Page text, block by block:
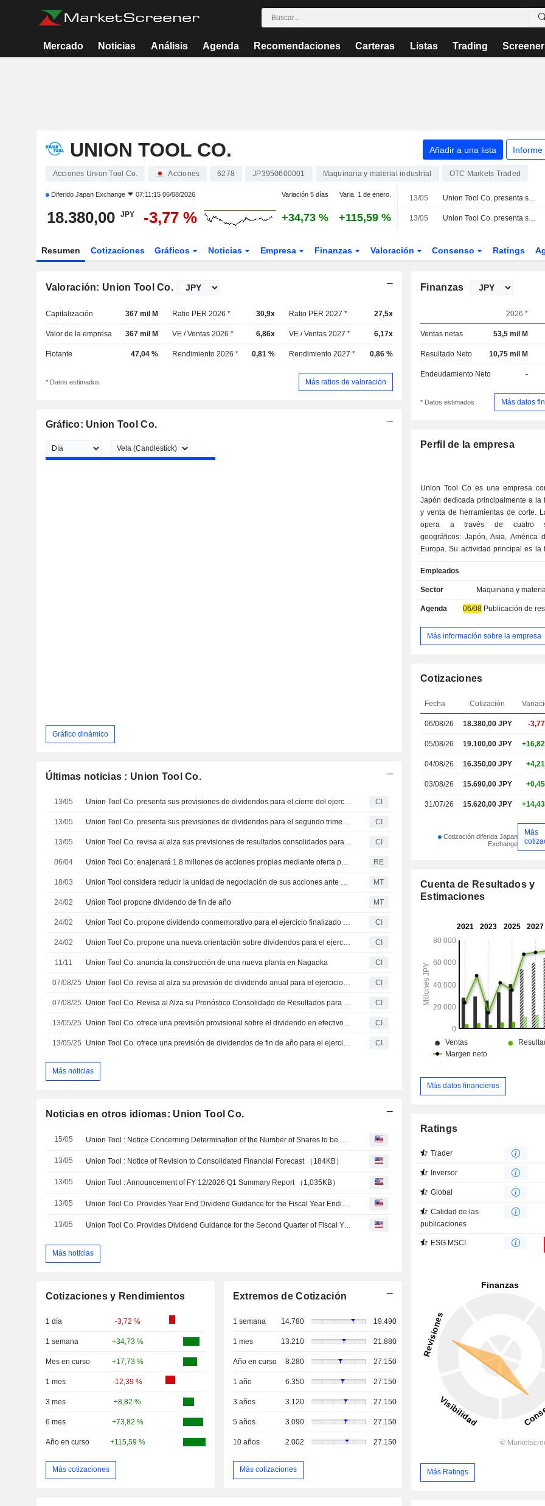
Mercado Noticias Análisis Agenda Recomendaciones Carteras Listas Trading
UNION TOOL CO. Añadir a una lista Informe
Acciones Union Tool Co. Acciones 6278 JP3950600001 Maquinaria y material industrial OTC Markets Traded
Diferido Japan Exchange 07:11:15 06/08/2026 Variación 5 días Varia. 1 de enero.
18.380,00 JPY -3,77 % +34,73 % +115,59 %
13/05 Union Tool Co. presenta sus previsiones de dividendos para el cierre del ejercicio fiscal que finaliza el 31 de diciembre de 2026
13/05 Union Tool Co. presenta sus previsiones de dividendos para el segundo trimestre del ejercicio fiscal que finaliza el 31 de diciembre de 2026
Resumen Cotizaciones Gráficos Noticias Empresa Finanzas Valoración Consenso Ratings
Valoración: Union Tool Co.
Capitalización 367 mil M Ratio PER 2026 * 30,9x Ratio PER 2027 * 27,5x
Valor de la empresa 367 mil M VE / Ventas 2026 * 6,86x VE / Ventas 2027 * 6,17x
Flotante 47,04 % Rendimiento 2026 * 0,81 % Rendimiento 2027 * 0,86 %
* Datos estimados Más ratios de valoración
Gráfico: Union Tool Co.
Gráfico dinámico
Últimas noticias : Union Tool Co.
13/05 Union Tool Co. presenta sus previsiones de dividendos para el cierre del ejercicio fiscal que finaliza el 31 de diciembre de 2026 CI
13/05 Union Tool Co. presenta sus previsiones de dividendos para el segundo trimestre del ejercicio fiscal que finaliza el 31 de diciembre de 2026 CI
13/05 Union Tool Co. revisa al alza sus previsiones de resultados consolidados para el primer semestre y el ejercicio completo de 2026 CI
06/04 Union Tool Co: enajenará 1.8 millones de acciones propias mediante oferta pública, con ingresos netos estimados en 26,900 millones de yenes RE
18/03 Union Tool considera reducir la unidad de negociación de sus acciones ante el elevado precio de cotización MT
24/02 Union Tool propone dividendo de fin de año MT
24/02 Union Tool Co. propone dividendo conmemorativo para el ejercicio finalizado el 31 de diciembre de 2025, con efecto a partir del 27 de marzo de 2026 CI
24/02 Union Tool Co. propone una nueva orientación sobre dividendos para el ejercicio fiscal finalizado el 31 de diciembre de 2025, vigente a partir del 27 de marzo de 2026 CI
11/11 Union Tool Co. anuncia la construcción de una nueva planta en Nagaoka CI
07/08/25 Union Tool Co. revisa al alza su previsión de dividendo anual para el ejercicio fiscal que finaliza el 31 de diciembre de 2025 CI
07/08/25 Union Tool Co. Revisa al Alza su Pronóstico Consolidado de Resultados para el Año Fiscal que Finaliza el 31 de Diciembre de 2025 CI
13/05/25 Union Tool Co. ofrece una previsión provisional sobre el dividendo en efectivo para el ejercicio fiscal que finaliza el 31 de diciembre de 2025. CI
13/05/25 Union Tool Co. ofrece una previsión de dividendos de fin de año para el ejercicio fiscal que finaliza el 31 de diciembre de 2025. CI
Más noticias
Noticias en otros idiomas: Union Tool Co.
15/05
13/05 Union Tool : Notice of Revision to Consolidated Financial Forecast （184KB）
13/05 Union Tool : Announcement of FY 12/2026 Q1 Summary Report （1,035KB）
13/05
13/05 Union Tool Co. Provides Dividend Guidance for the Second Quarter of Fiscal Year Ending December 31, 2026
Más noticias
Cotizaciones y Rendimientos
1 día -3,72 %
1 semana +34,73 %
Mes en curso +17,73 %
1 mes -12,39 %
3 mes +8,82 %
6 mes +73,82 %
Año en curso +115,59 %
Más cotizaciones
Extremos de Cotización
1 semana 14.780 19.490
1 mes 13.210 21.880
Año en curso 8.280 27.150
1 año 6.350 27.150
3 años 3.120 27.150
5 años 3.090 27.150
10 años 2.002 27.150
Más cotizaciones
Finanzas
2026 *
Ventas netas 53,5 mil M
Resultado Neto 10,75 mil M
Endeudamiento Neto -
* Datos estimados Más datos
Perfil de la empresa
Union Tool Co es una empresa
Japón dedicada principalmente a la
y venta de herramientas de corte.
opera a través de cuatro
geográficos: Japón, Asia, América
Europa. Su actividad principal es la
impreso (PCB) (principalmente
PCB). Los productos se fabrican
La gama de productos incluye
herramientas para PCB, fresas
rodamientos de rodillos de
de recubrimiento y productos
piezas de maquinaria.
Empleados
Sector Maquinaria y
Agenda 06/08Publicación de
Más información sobre la empresa
Cotizaciones
Fecha Cotización
06/08/26 18.380,00JPY -
05/08/26 19.100,00 JPY
04/08/26 16.350,00 JPY
03/08/26 15.690,00 JPY
31/07/26 15.620,00 JPY
Cotización diferida Japan
Exchange
Más
Cuenta de Resultados y
Estimaciones
Más datos financieros
Ratings
Trader
Inversor
Global
Calidad de las
publicaciones
ESG MSCI
Más Ratings